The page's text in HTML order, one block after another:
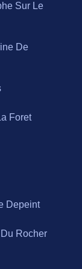
Sur Le
De
Foret
Depeint
Rocher